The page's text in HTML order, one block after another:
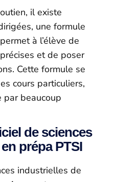
il existe
une formule
à l’élève de
et de poser
Cette formule se
cours particuliers,
par beaucoup
de sciences
prépa PTSI
industrielles de